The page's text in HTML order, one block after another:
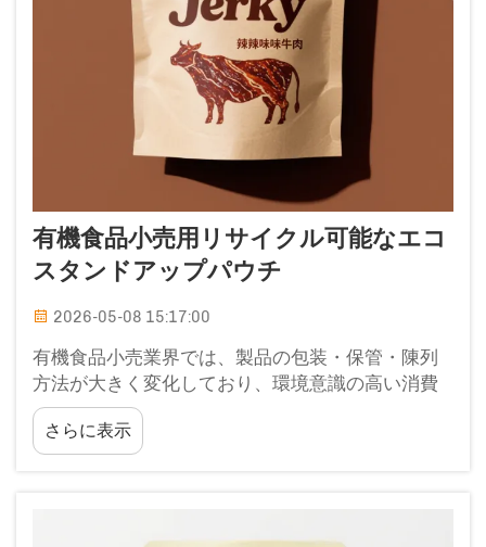
有機食品小売用リサイクル可能なエコ
スタンドアップパウチ
2026-05-08 15:17:00
有機食品小売業界では、製品の包装・保管・陳列
方法が大きく変化しており、環境意識の高い消費
者へ向けた新たなアプローチが求められていま
す。この変化の中心にあるのは、持続可能な包装
に対する需要の高まりであり、それは…
さらに表示